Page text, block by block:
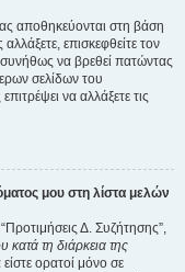
αποθηκεύονται στη βάση
επισκεφθείτε τον
να βρεθεί πατώντας
σελίδων του
να αλλάξετε τις
μου στη λίστα μελών
Δ. Συζήτησης”,
τη διάρκεια της
ορατοί μόνο σε